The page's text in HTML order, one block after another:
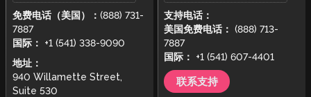
免费电话（美国）： (888) 731-
7887
国际：
+1 (541) 338-9090
地址：
940 Willamette Street,
Suite 530
支持电话：
美国免费电话： (888) 713-
7887
国际：
+1 (541) 607-4401
联系支持